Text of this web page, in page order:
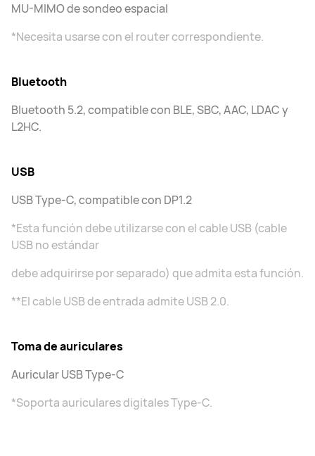
MU-MIMO de sondeo espacial
*Necesita usarse con el router correspondiente.
Bluetooth
Bluetooth 5.2, compatible con BLE, SBC, AAC, LDAC y
L2HC.
USB
USB Type-C, compatible con DP1.2
*Esta función debe utilizarse con el cable USB (cable
USB no estándar
debe adquirirse por separado) que admita esta función.
**El cable USB de entrada admite USB 2.0.
Toma de auriculares
Auricular USB Type-C
*Soporta auriculares digitales Type-C.